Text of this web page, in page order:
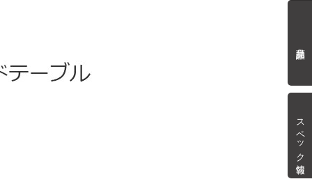
スペック情報